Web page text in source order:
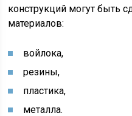
конструкций могут быть
материалов:
войлока,
резины,
пластика,
металла.